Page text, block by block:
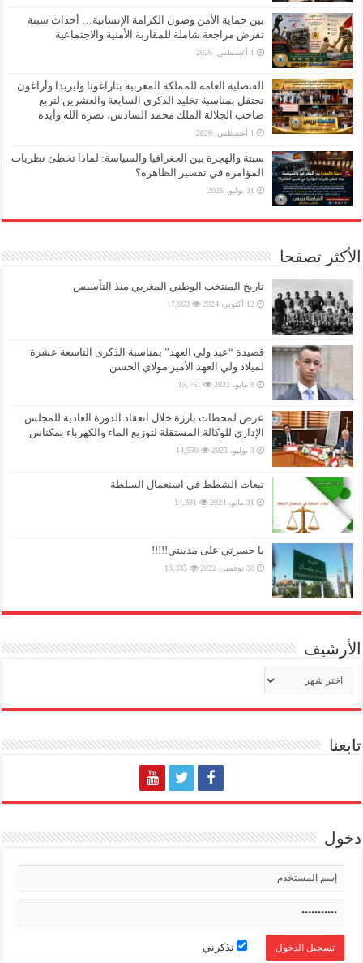
بين حماية الأمن وصون الكرامة الإنسانية… أحداث سبتة
تفرض مراجعة شاملة للمقاربة الأمنية والاجتماعية
1 أغسطس، 2026
القنصلية العامة للمملكة المغربية بتاراغونا وليريدا وأراغون
تحتفل بمناسبة تخليد الذكرى السابعة والعشرين لتربع
صاحب الجلالة الملك محمد السادس، نصره الله وأيده
1 أغسطس، 2026
سبتة والهجرة بين الجغرافيا والسياسة: لماذا تخطئ نظريات
المؤامرة في تفسير الظاهرة؟
31 يوليو، 2026
الأكثر تصفحا
تاريخ المنتخب الوطني المغربي منذ التأسيس
12 أكتوبر، 2024 17,063
قصيدة “عيد ولي العهد” بمناسبة الذكرى التاسعة عشرة
لميلاد ولي العهد الأمير مولاي الحسن
8 مايو، 2022 15,761
عرض لمحطات بارزة خلال انعقاد الدورة العادية للمجلس
الإداري للوكالة المستقلة لتوزيع الماء والكهرباء بمكناس
3 يوليو، 2023 14,530
تبعات الشطط في استعمال السلطة
31 مايو، 2024 14,391
يا حسرتي على مدينتي!!!!!
30 نوفمبر، 2022 13,335
الأرشيف
تابعنا
دخول
تذكرني